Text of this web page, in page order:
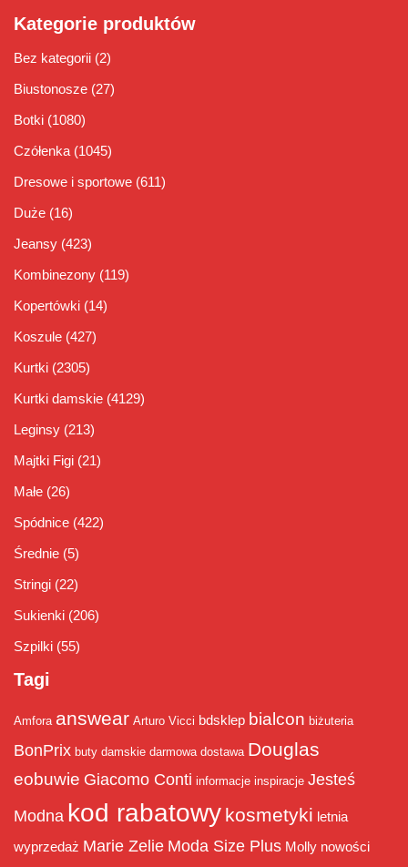
Kategorie produktów
Bez kategorii (2)
Biustonosze (27)
Botki (1080)
Czółenka (1045)
Dresowe i sportowe (611)
Duże (16)
Jeansy (423)
Kombinezony (119)
Kopertówki (14)
Koszule (427)
Kurtki (2305)
Kurtki damskie (4129)
Leginsy (213)
Majtki Figi (21)
Małe (26)
Spódnice (422)
Średnie (5)
Stringi (22)
Sukienki (206)
Szpilki (55)
Tagi
Amfora answear Arturo Vicci bdsklep bialcon biżuteria
BonPrix buty damskie darmowa dostawa Douglas
eobuwie Giacomo Conti informacje inspiracje Jesteś
Modna kod rabatowy kosmetyki letnia
wyprzedaż Marie Zelie Moda Size Plus Molly nowości